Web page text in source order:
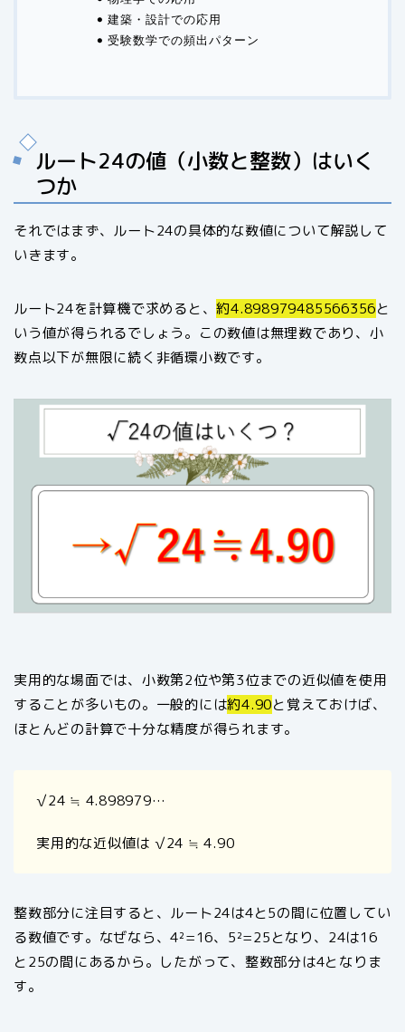
建築・設計での応用
受験数学での頻出パターン
ルート24の値（小数と整数）はいく
つか
それではまず、ルート24の具体的な数値について解説して
いきます。
ルート24を計算機で求めると、約4.898979485566356と
いう値が得られるでしょう。この数値は無理数であり、小
数点以下が無限に続く非循環小数です。
実用的な場面では、小数第2位や第3位までの近似値を使用
することが多いもの。一般的には約4.90と覚えておけば、
ほとんどの計算で十分な精度が得られます。
√24 ≒ 4.898979…
実用的な近似値は √24 ≒ 4.90
整数部分に注目すると、ルート24は4と5の間に位置してい
る数値です。なぜなら、4²=16、5²=25となり、24は16
と25の間にあるから。したがって、整数部分は4となりま
す。